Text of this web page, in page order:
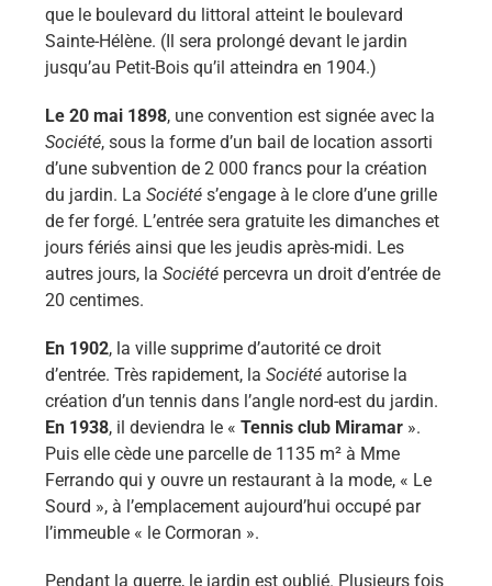
que le boulevard du littoral atteint le boulevard
Sainte-Hélène. (Il sera prolongé devant le jardin
jusqu’au Petit-Bois qu’il atteindra en 1904.)
Le 20 mai 1898, une convention est signée avec la
Société, sous la forme d’un bail de location assorti
d’une subvention de 2 000 francs pour la création
du jardin. LaSociété s’engage à le clore d’une grille
de fer forgé. L’entrée sera gratuite les dimanches et
jours fériés ainsi que les jeudis après-midi. Les
autres jours, laSociété percevra un droit d’entrée de
20 centimes.
En 1902, la ville supprime d’autorité ce droit
d’entrée. Très rapidement, laSociété autorise la
création d’un tennis dans l’angle nord-est du jardin.
En 1938, il deviendra le «Tennis club Miramar ».
Puis elle cède une parcelle de 1135 m² à Mme
Ferrando qui y ouvre un restaurant à la mode, « Le
Sourd », à l’emplacement aujourd’hui occupé par
l’immeuble « le Cormoran ».
Pendant la guerre, le jardin est oublié. Plusieurs fois